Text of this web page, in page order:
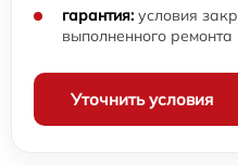
гарантия: условия
выполненного ремонта
Уточнить условия